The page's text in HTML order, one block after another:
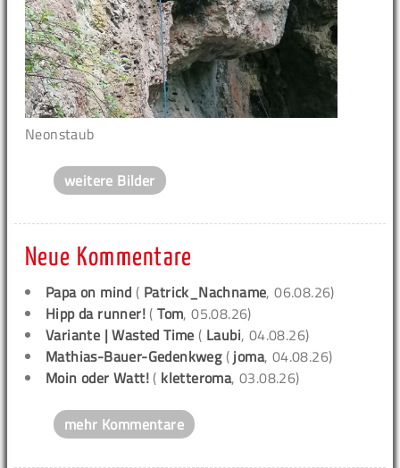
Neonstaub
weitere Bilder
Neue Kommentare
Papa on mind ( Patrick_Nachname, 06.08.26)
Hipp da runner! (Tom, 05.08.26)
Variante | Wasted Time ( Laubi, 04.08.26)
Mathias-Bauer-Gedenkweg( joma, 04.08.26)
Moin oder Watt! ( kletteroma, 03.08.26)
mehr Kommentare